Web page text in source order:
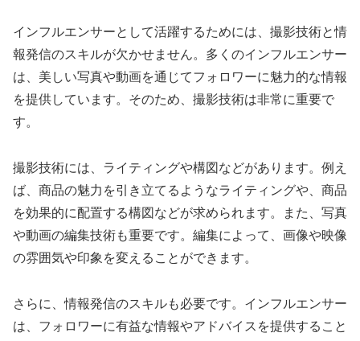
インフルエンサーとして活躍するためには、撮影技術と情
報発信のスキルが欠かせません。多くのインフルエンサー
は、美しい写真や動画を通じてフォロワーに魅力的な情報
を提供しています。そのため、撮影技術は非常に重要で
す。
撮影技術には、ライティングや構図などがあります。例え
ば、商品の魅力を引き立てるようなライティングや、商品
を効果的に配置する構図などが求められます。また、写真
や動画の編集技術も重要です。編集によって、画像や映像
の雰囲気や印象を変えることができます。
さらに、情報発信のスキルも必要です。インフルエンサー
は、フォロワーに有益な情報やアドバイスを提供すること